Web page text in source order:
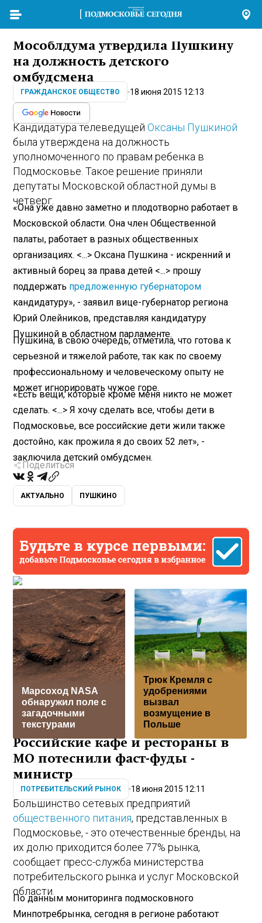
Мособлдума утвердила Пушкину
на должность детского
омбудсмена
ГРАЖДАНСКОЕ ОБЩЕСТВО 18 июня 2015 12:13
Кандидатура телеведущейОксаны Пушкиной
была утверждена на должность
уполномоченного по правам ребенка в
Подмосковье. Такое решение приняли
депутаты Московской областной думы в
четверг.
«Она уже давно заметно и плодотворно работает в
Московской области. Она член Общественной
палаты, работает в разных общественных
организациях. <...> Оксана Пушкина - искренний и
активный борец за права детей <...> прошу
поддержать предложенную губернатором
кандидатуру», - заявил вице-губернатор региона
Юрий Олейников, представляя кандидатуру
Пушкиной в областном парламенте.
Пушкина, в свою очередь, отметила, что готова к
серьезной и тяжелой работе, так как по своему
профессиональному и человеческому опыту не
может игнорировать чужое горе.
«Есть вещи, которые кроме меня никто не может
сделать. <...> Я хочу сделать все, чтобы дети в
Подмосковье, все российские дети жили также
достойно, как прожила я до своих 52 лет», -
заключила детский омбудсмен.
Поделиться
АКТУАЛЬНО ПУШКИНО
Марсоход NASA
обнаружил поле с
загадочными
текстурами
Трюк Кремля с
удобрениями
вызвал
возмущение в
Польше
Российские кафе и рестораны в
МО потеснили фаст-фуды -
министр
ПОТРЕБИТЕЛЬСКИЙ РЫНОК 18 июня 2015 12:11
Большинство сетевых предприятий
общественного питания, представленных в
Подмосковье, - это отечественные бренды, на
их долю приходится более 77% рынка,
сообщает пресс-служба министерства
потребительского рынка и услуг Московской
области.
По данным мониторинга подмосковного
Минпотребрынка, сегодня в регионе работают